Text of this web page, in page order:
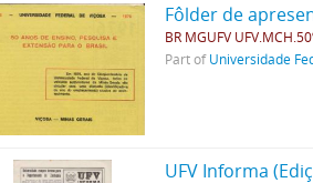
Fôlder de
BR MGUFV
Part ofUniversidade
UFV Informa